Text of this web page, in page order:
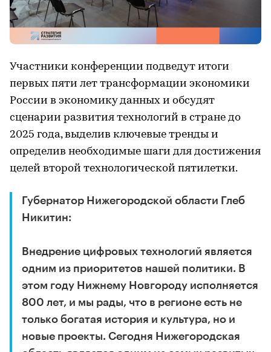
Участники конференции подведут итоги
первых пяти лет трансформации экономики
России в экономику данных и обсудят
сценарии развития технологий в стране до
2025 года, выделив ключевые тренды и
определив необходимые шаги для достижения
целей второй технологической пятилетки.
Губернатор Нижегородской области Глеб
Никитин:
Внедрение цифровых технологий является
одним из приоритетов нашей политики. В
этом году Нижнему Новгороду исполняется
800 лет, и мы рады, что в регионе есть не
только богатая история и культура, но и
новые проекты. Сегодня Нижегородская